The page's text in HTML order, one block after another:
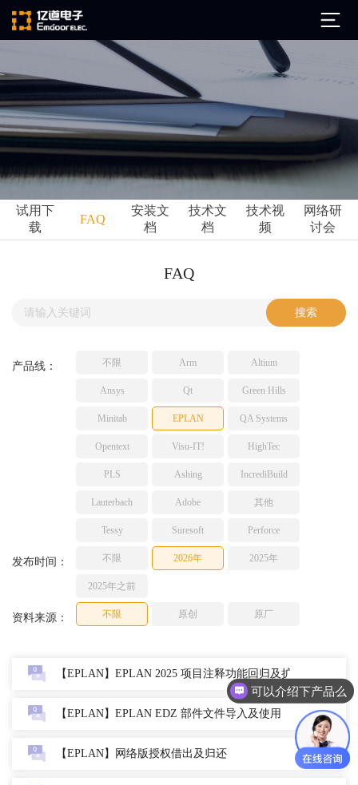
公司简介
发展历程
企业文化
ARM
Ansys
TESSY
亿道动态
市场活动
技术文档
网络研讨会
试用下
载
FAQ
安装文
档
技术文
档
技术视
频
网络研
讨会
FAQ
产品线： 不限 Arm Altium
Ansys Qt Green Hills
Minitab EPLAN QA Systems
Opentext Visu-IT! HighTec
PLS Ashing IncrediBuild
Lauterbach Adobe 其他
Tessy Suresoft Perforce
发布时间： 不限 2026年 2025年
2025年之前
资料来源： 不限 原创 原厂
【EPLAN】EPLAN 2025 项目注释功能回归及扩展
【EPLAN】EPLAN EDZ 部件文件导入及使用
【EPLAN】网络版授权借出及归还
可以介绍下产品么